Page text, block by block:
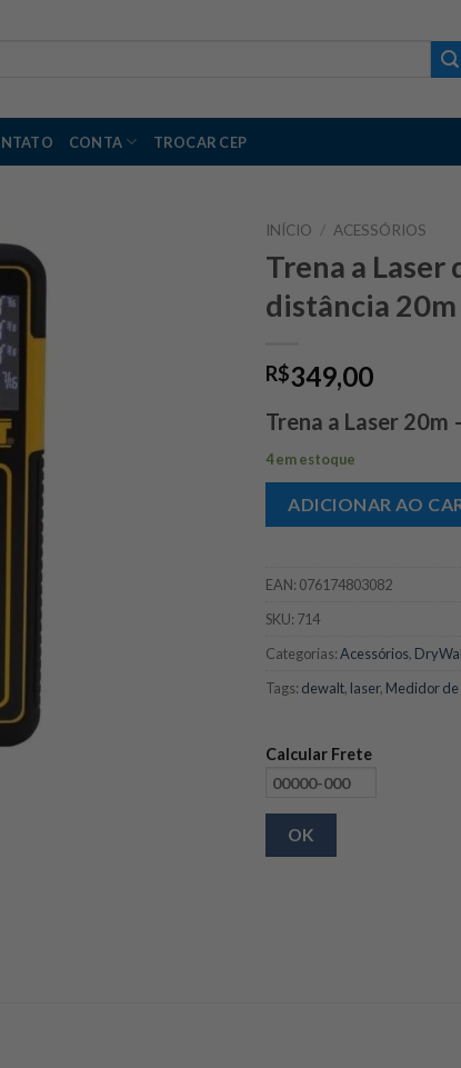
CONTA TROCAR CEP
INÍCIO / ACESSÓRIOS
Trena a
distância
R$349,00
Trena a Laser 20m
4 em estoque
ADICIONAR AO
EAN: 076174803082
SKU: 714
Categorias:Acessórios,
Tags: dewalt, laser, Medidor de
Calcular Frete
OK